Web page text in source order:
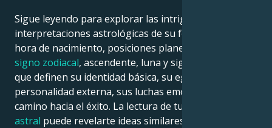
Sigue leyendo para explorar las intrigantes
interpretaciones astrológicas de su fecha, lugar y
hora de nacimiento, posiciones planetarias, casas,
signo zodiacal, ascendente, luna y signo ascendente,
que definen su identidad básica, su ego, su
personalidad externa, sus luchas emocionales y su
camino hacia el éxito. La lectura de tu propia
astral puede revelarte ideas similares.